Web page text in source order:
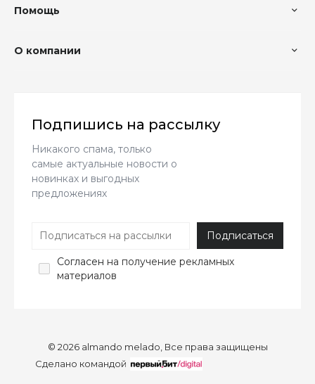
Помощь
О компании
Подпишись на рассылку
Никакого спама, только
самые актуальные новости о
новинках и выгодных
предложениях
Согласен на получение рекламных
материалов
© 2026 almando melado, Все права защищены
Сделано командой